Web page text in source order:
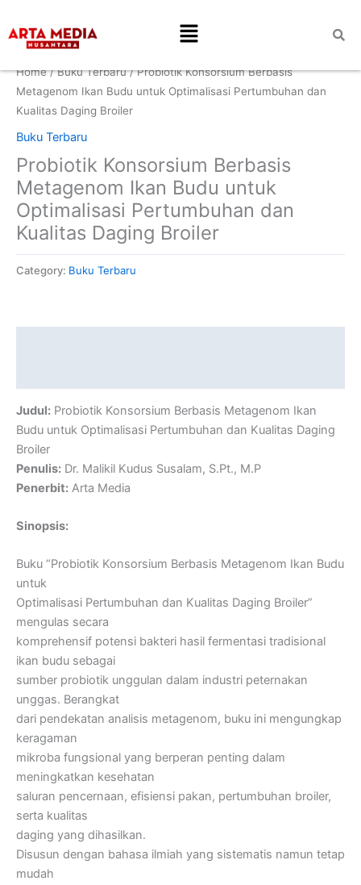
content
Menu
Home/Buku Terbaru/ Probiotik Konsorsium Berbasis
Metagenom Ikan Budu untuk Optimalisasi Pertumbuhan dan
Kualitas Daging Broiler
Buku Terbaru
Probiotik Konsorsium Berbasis
Metagenom Ikan Budu untuk
Optimalisasi Pertumbuhan dan
Kualitas Daging Broiler
Category: Buku Terbaru
Judul: Probiotik Konsorsium Berbasis Metagenom Ikan
Budu untuk Optimalisasi Pertumbuhan dan Kualitas Daging
Broiler
Penulis: Dr. Malikil Kudus Susalam, S.Pt., M.P
Penerbit: Arta Media
Sinopsis:
Buku “Probiotik Konsorsium Berbasis Metagenom Ikan Budu
untuk
Optimalisasi Pertumbuhan dan Kualitas Daging Broiler”
mengulas secara
komprehensif potensi bakteri hasil fermentasi tradisional
ikan budu sebagai
sumber probiotik unggulan dalam industri peternakan
unggas. Berangkat
dari pendekatan analisis metagenom, buku ini mengungkap
keragaman
mikroba fungsional yang berperan penting dalam
meningkatkan kesehatan
saluran pencernaan, efisiensi pakan, pertumbuhan broiler,
serta kualitas
daging yang dihasilkan.
Disusun dengan bahasa ilmiah yang sistematis namun tetap
mudah